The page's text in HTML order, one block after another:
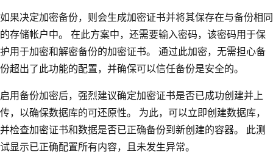
如果决定加密备份，则会生成加密证书并将其保存在与备份相同
的存储帐户中。 在此方案中，还需要输入密码，该密码用于保
护用于加密和解密备份的加密证书。 通过此加密，无需担心备
份超出了此功能的配置，并确保可以信任备份是安全的。
启用备份加密后，强烈建议确定加密证书是否已成功创建并上
传，以确保数据库的可还原性。 为此，可以立即创建数据库，
并检查加密证书和数据是否已正确备份到新创建的容器。 此测
试显示已正确配置所有内容，且未发生异常。